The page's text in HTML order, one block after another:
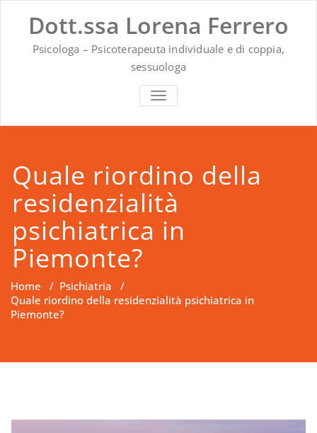
contenutoDott.ssa Lorena Ferrero
Psicologa – Psicoterapeuta individuale e di coppia,
sessuologa
MOSTRA O NASCONDI LA
Quale riordino della
residenzialità
psichiatrica in
Piemonte?
Home / Psichiatria /
Quale riordino della residenzialità psichiatrica in
Piemonte?